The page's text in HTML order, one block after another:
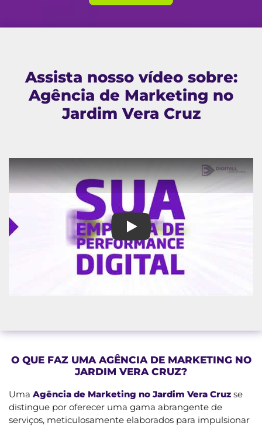
Assista nosso vídeo sobre:
Agência de Marketing no
Jardim Vera Cruz
Agência de Marketing no
O QUE FAZ UMA AGÊNCIA DE MARKETING NO
JARDIM VERA CRUZ?
Uma Agência de Marketing no Jardim Vera Cruz se
distingue por oferecer uma gama abrangente de
serviços, meticulosamente elaborados para impulsionar